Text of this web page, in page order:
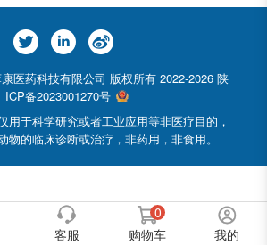
医药科技有限公司 版权所有 2022-2026 陕
ICP备2023001270号
用于科学研究或者工业应用等非医疗目的，
物的临床诊断或治疗，非药用，非食用。
客服
0
购物车
我的